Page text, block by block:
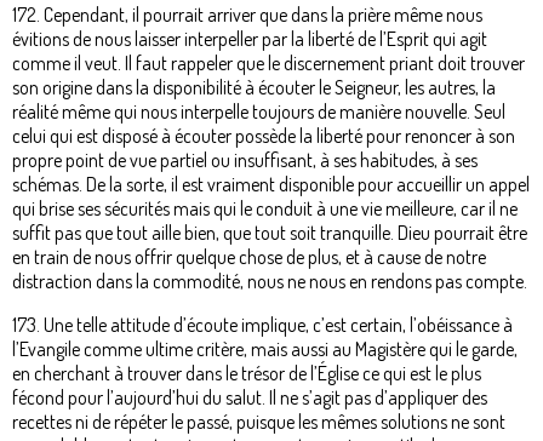
172. Cependant, il pourrait arriver que dans la prière même nous
évitions de nous laisser interpeller par la liberté de l’Esprit qui agit
comme il veut. Il faut rappeler que le discernement priant doit trouver
son origine dans la disponibilité à écouter le Seigneur, les autres, la
réalité même qui nous interpelle toujours de manière nouvelle. Seul
celui qui est disposé à écouter possède la liberté pour renoncer à son
propre point de vue partiel ou insuffisant, à ses habitudes, à ses
schémas. De la sorte, il est vraiment disponible pour accueillir un appel
qui brise ses sécurités mais qui le conduit à une vie meilleure, car il ne
suffit pas que tout aille bien, que tout soit tranquille. Dieu pourrait être
en train de nous offrir quelque chose de plus, et à cause de notre
distraction dans la commodité, nous ne nous en rendons pas compte.
173. Une telle attitude d’écoute implique, c’est certain, l’obéissance à
l’Evangile comme ultime critère, mais aussi au Magistère qui le garde,
en cherchant à trouver dans le trésor de l’Église ce qui est le plus
fécond pour l’aujourd’hui du salut. Il ne s’agit pas d’appliquer des
recettes ni de répéter le passé, puisque les mêmes solutions ne sont